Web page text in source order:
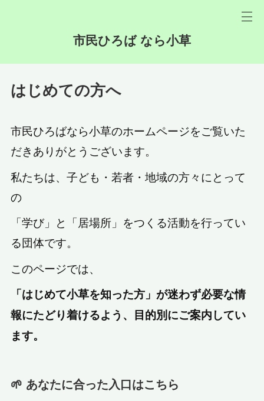
市民ひろば なら小草
はじめての方へ
市民ひろばなら小草のホームページをご覧いた
だきありがとうございます。
私たちは、子ども・若者・地域の方々にとって
の
「学び」と「居場所」をつくる活動を行ってい
る団体です。
このページでは、
「はじめて小草を知った方」が迷わず必要な情
報にたどり着けるよう、目的別にご案内してい
ます。
🌱 あなたに合った入口はこちら